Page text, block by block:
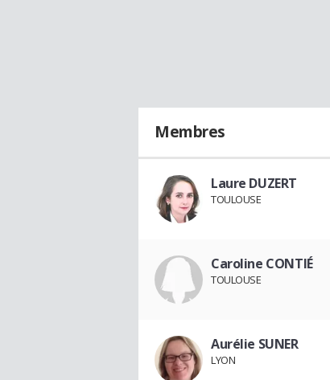
Membres
Laure DUZERT
TOULOUSE
Caroline CONTIÉ
TOULOUSE
Aurélie SUNER
LYON